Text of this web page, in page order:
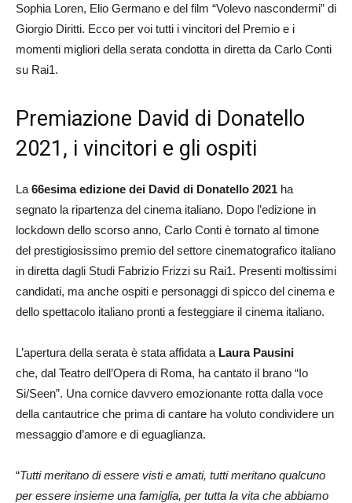
Sophia Loren, Elio Germano e del film “Volevo nascondermi” di
Giorgio Diritti. Ecco per voi tutti i vincitori del Premio e i
momenti migliori della serata condotta in diretta da Carlo Conti
su Rai1.
Premiazione David di Donatello
2021, i vincitori e gli ospiti
La 66esima edizione dei David di Donatello 2021 ha
segnato la ripartenza del cinema italiano. Dopo l’edizione in
lockdown dello scorso anno, Carlo Conti è tornato al timone
del prestigiosissimo premio del settore cinematografico italiano
in diretta dagli Studi Fabrizio Frizzi su Rai1. Presenti moltissimi
candidati, ma anche ospiti e personaggi di spicco del cinema e
dello spettacolo italiano pronti a festeggiare il cinema italiano.
L’apertura della serata è stata affidata a Laura Pausini
che, dal Teatro dell’Opera di Roma, ha cantato il brano “Io
Si/Seen”. Una cornice davvero emozionante rotta dalla voce
della cantautrice che prima di cantare ha voluto condividere un
messaggio d’amore e di eguaglianza.
“Tutti meritano di essere visti e amati, tutti meritano qualcuno
per essere insieme una famiglia, per tutta la vita che abbiamo